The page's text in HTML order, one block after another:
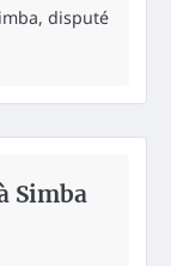
disputé
Simba